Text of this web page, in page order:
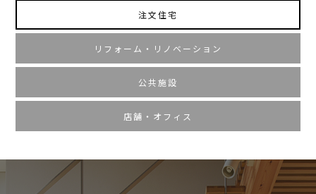
注文住宅
リフォーム・リノベーション
公共施設
店舗・オフィス